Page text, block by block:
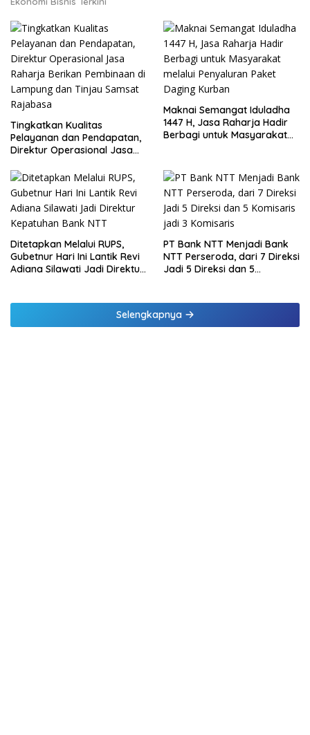
Tingkatkan Kualitas
Pelayanan dan Pendapatan,
Direktur Operasional Jasa
di Lampung dan Tinjau
Samsat Rajabasa
Maknai Semangat Iduladha
1447 H, Jasa Raharja Hadir
Berbagi untuk Masyarakat
Ditetapkan Melalui RUPS,
Gubetnur Hari Ini Lantik Revi
Adiana Silawati Jadi Direktur
PT Bank NTT Menjadi Bank
NTT Perseroda, dari 7 Direksi
Jadi 5 Direksi dan 5
Selengkapnya